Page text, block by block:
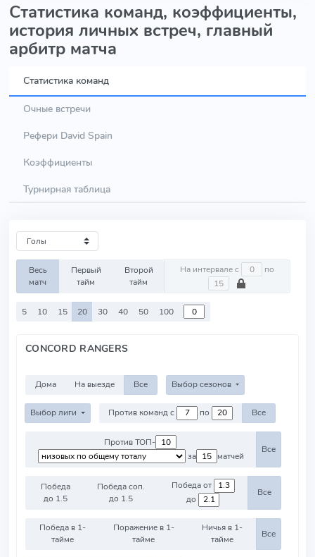
Статистика команд, коэффициенты,
история личных встреч, главный
арбитр матча
Статистика команд
Очные встречи
Рефери David Spain
Коэффициенты
Турнирная таблица
Весь
матч
Первый
тайм
Второй
тайм
На интервале с по
5 10 15 20 30 40 50 100
CONCORD RANGERS
Дома На выезде Все Выбор сезонов
Выбор лиги Против команд с по Все
Против ТОП-
за
матчей
Все
Победа
до 1.5
Победа соп.
до 1.5
Победа от
до
Все
Победа в 1-
тайме
Поражение в 1-
тайме
Ничья в 1-
тайме
Все